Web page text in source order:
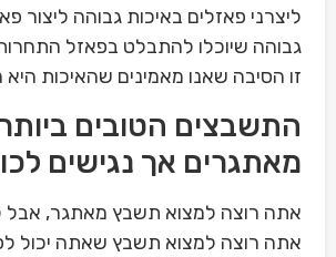
ליצרני פאזלים באיכות גבוהה ליצור
גבוהה שיוכלו להתבלט בפאזל
זו הסיבה שאנו מאמינים שהאיכות
התשבצים הטובים
מאתגרים אך נגישים
אתה רוצה למצוא תשבץ מאתגר, אבל
אתה רוצה למצוא תשבץ שאתה יכול